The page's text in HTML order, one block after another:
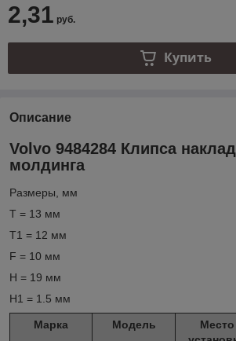
2,31 руб.
Купить
Описание
Volvo 9484284 Клипса
молдинга
Размеры, мм
T = 13 мм
T1 = 12 мм
F = 10 мм
H = 19 мм
H1 = 1.5 мм
Марка Модель
Место